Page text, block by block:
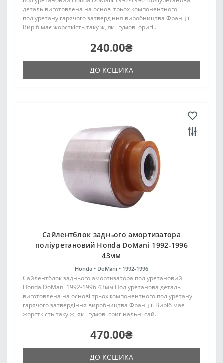
деталь виготовлена на основі трьох компонентного
поліуретану гарячого затвердіння виробництва Франції.
Виріб має жорсткість таку ж, як і гумові оригі..
240.00₴
ДО КОШИКА
Сайлентблок заднього амортизатора
поліуретановий Honda DoMani 1992-1996
43мм
Honda • DoMani • 1992-1996
Сайлентблок заднього амортизатора поліуретановий
Honda DoMani 1992-1996 43мм Поліуретанова деталь
виготовлена на основі трьох компонентного поліуретану
гарячого затвердіння виробництва Франції. Виріб має
жорсткість таку ж, як і гумові оригінальні сай..
470.00₴
ДО КОШИКА